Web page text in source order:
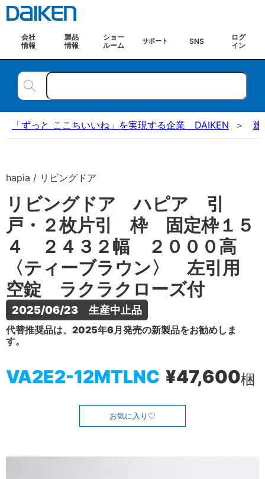
会社
情報
製品
情報
ショー
ルーム
サポート SNS
ログ
イン
「ずっと ここちいいね」を実現する企業 DAIKEN 建
hapia / リビングドア
リビングドア ハピア 引
戸・２枚片引 枠 固定枠１５
４ ２４３２幅 ２０００高
〈ティーブラウン〉 左引用
空錠 ラクラクローズ付
2025/06/23　生産中止品
代替推奨品は、2025年6月発売の新製品をお勧めしま
す。
VA2E2-12MTLNC ¥47,600梱
お気に入り